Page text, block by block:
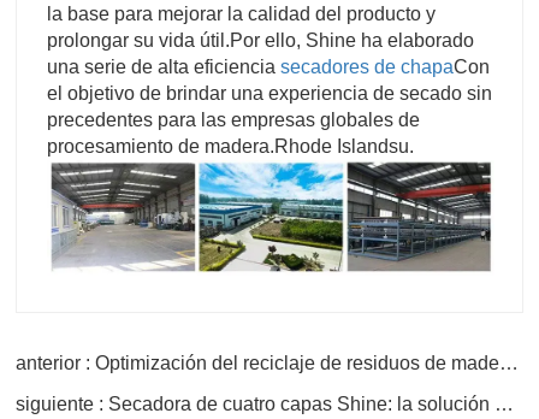
la base para mejorar la calidad del producto y
prolongar su vida útil.Por ello, Shine ha elaborado
una serie de alta eficiencia secadores de chapaCon
el objetivo de brindar una experiencia de secado sin
precedentes para las empresas globales de
procesamiento de madera.Rhode Islandsu.
anterior : Optimización del reciclaje de residuos de madera en la fabricación con trituradoras de madera
siguiente : Secadora de cuatro capas Shine: la solución definitiva para un secado industrial eficiente